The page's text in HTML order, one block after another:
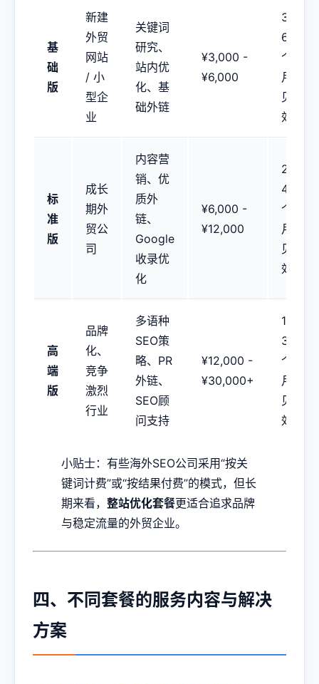
基
础
版
新建
外贸
网站
/ 小
型企
业
关键词
研究、
站内优
化、基
础外链
¥3,000 -
¥6,000
3-
6
个
月
见
效
标
准
版
成长
期外
贸公
司
内容营
销、优
质外
链、
Google
收录优
化
¥6,000 -
¥12,000
2-
4
个
月
见
效
高
端
版
品牌
化、
竞争
激烈
行业
多语种
SEO策
略、PR
外链、
SEO顾
问支持
¥12,000 -
¥30,000+
1-
3
个
月
见
效
小贴士：有些海外SEO公司采用“按关
键词计费”或“按结果付费”的模式，但长
期来看， 整站优化套餐更适合追求品牌
与稳定流量的外贸企业。
四、不同套餐的服务内容与解决
方案